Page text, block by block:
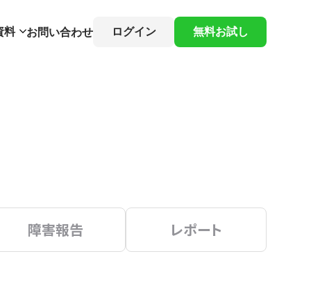
料 お問い合わせ ログイン 無料お試し
障害報告 レポート